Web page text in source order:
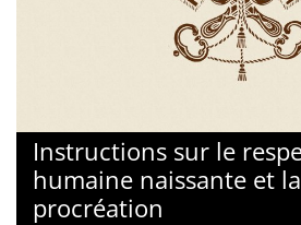
Instructions sur le
humaine naissante et
procréation